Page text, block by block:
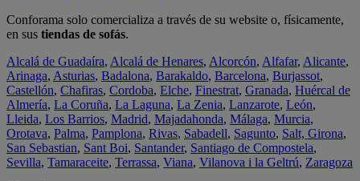
Conforama solo comercializa a través de su website o, físicamente,
en sus tiendas de sofás.
Alcalá de Guadaíra, Alcalá de Henares, Alcorcón, Alfafar, Alicante,
Arinaga, Asturias, Badalona, Barakaldo, Barcelona, Burjassot,
Castellón, Chafiras, Cordoba, Elche, Finestrat, Granada, Huércal de
Almería, La Coruña, La Laguna, La Zenia, Lanzarote, León,
Lleida, Los Barrios, Madrid, Majadahonda, Málaga, Murcia,
Orotava, Palma, Pamplona, Rivas, Sabadell, Sagunto, Salt, Girona,
San Sebastian, Sant Boi, Santander, Santiago de Compostela,
Sevilla, Tamaraceite, Terrassa, Viana, Vilanova i la Geltrú, Zaragoza